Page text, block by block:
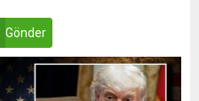
Gönder